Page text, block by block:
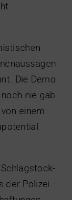
Die Demo
nie gab
einem
der Polizei –